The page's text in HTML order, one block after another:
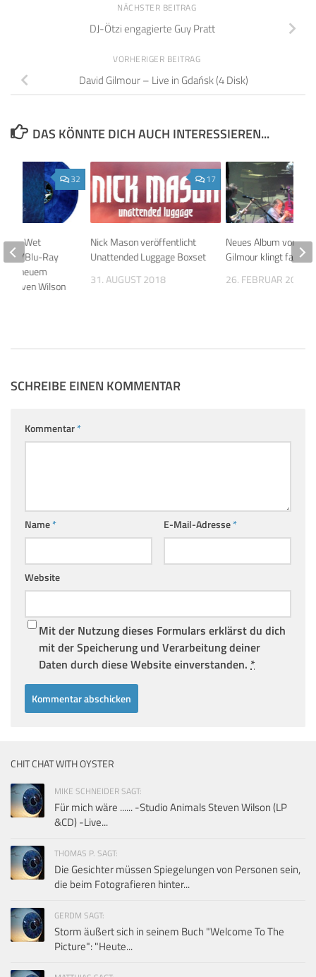
NÄCHSTER BEITRAG
DJ-Ötzi engagierte Guy Pratt
VORHERIGER BEITRAG
David Gilmour – Live in Gdańsk (4 Disk)
DAS KÖNNTE DICH AUCH INTERESSIEREN...
17
Nick Mason veröffentlicht
Unattended Luggage Boxset
31. AUGUST 2018
Neues Album von
Gilmour klingt
26. FEBRUAR 2015
32
Wet
Blu-Ray
mit neuem
Steven Wilson
SCHREIBE EINEN KOMMENTAR
Kommentar*
Name* E-Mail-Adresse*
Website
Mit der Nutzung dieses Formulars erklärst du dich
mit der Speicherung und Verarbeitung deiner
Daten durch diese Website einverstanden. *
CHIT CHAT WITH OYSTER
MIKE SCHNEIDER SAGT:
Für mich wäre ...... -Studio Animals Steven Wilson (LP
&CD) -Live...
THOMAS P. SAGT:
Die Gesichter müssen Spiegelungen von Personen sein,
die beim Fotografieren hinter...
GERDM SAGT:
Storm äußert sich in seinem Buch "Welcome To The
Picture": "Heute...